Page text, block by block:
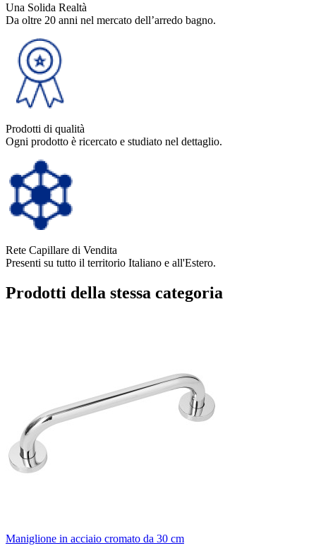
Una Solida Realtà
Da oltre 20 anni nel mercato dell’arredo bagno.
Prodotti di qualità
Ogni prodotto è ricercato e studiato nel dettaglio.
Rete Capillare di Vendita
Presenti su tutto il territorio Italiano e all'Estero.
Prodotti della stessa categoria
Maniglione in acciaio cromato da 30 cm